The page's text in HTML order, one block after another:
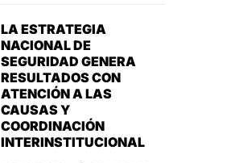
LA ESTRATEGIA
NACIONAL DE
SEGURIDAD GENERA
RESULTADOS CON
ATENCIÓN A LAS
CAUSAS Y
COORDINACIÓN
INTERINSTITUCIONAL